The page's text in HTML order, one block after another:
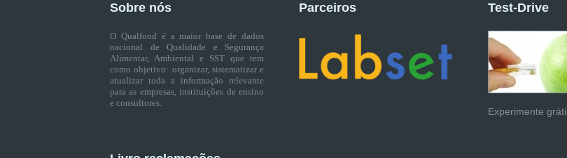
Sobre nós
O Qualfood é a maior base de dados
nacional de Qualidade e Segurança
Alimentar, Ambiental e SST que tem
como objetivo: organizar, sistematizar e
atualizar toda a informação relevante
para as empresas, instituições de ensino
e consultores.
Parceiros Test-Drive
Experimente